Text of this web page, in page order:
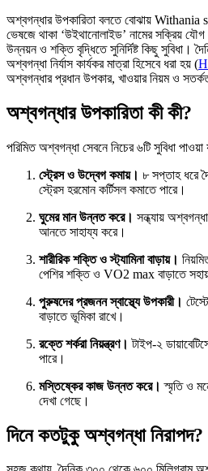
অশ্বগন্ধার উপকারিতা বলতে বোঝায় Withania
ভেষজে থাকা ‘উইথানোলাইড’ নামের সক্রিয় যৌগ
উন্নয়ন ও শক্তি বৃদ্ধিতে সুনির্দিষ্ট কিছু সুবিধা।
অশ্বগন্ধা নির্যাস কার্যকর মাত্রা হিসেবে ধরা হয় (
অশ্বগন্ধার প্রধান উপকার, খাওয়ার নিয়ম ও
অশ্বগন্ধার উপকারিতা কী কী?
পরিমিত অশ্বগন্ধা সেবনে নিচের ৬টি সুবিধা পাওয়া
স্ট্রেস ও উদ্বেগ কমায়। ৮ সপ্তাহ ধরে
স্ট্রেস হরমোন কর্টিসল কমাতে পারে।
ঘুমের মান উন্নত করে। সন্ধ্যায়
আনতে সাহায্য করে।
শারীরিক শক্তি ও স্ট্যামিনা বাড়ায়।
পেশির শক্তি ও VO2 max বাড়াতে
পুরুষদের প্রজনন স্বাস্থ্যে উপকারী।
বাড়াতে ভূমিকা রাখে।
রক্তে শর্করা নিয়ন্ত্রণ। টাইপ-২
পারে।
মস্তিষ্কের কাজ উন্নত করে। স্মৃতি ও
দেখা গেছে।
দিনে কতটুকু অশ্বগন্ধা নিরাপদ?